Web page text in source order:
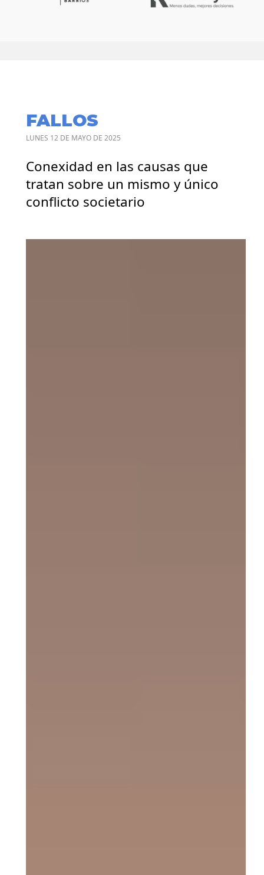
FALLOS
LUNES 12 DE MAYO DE 2025
Conexidad en las causas que
tratan sobre un mismo y único
conflicto societario